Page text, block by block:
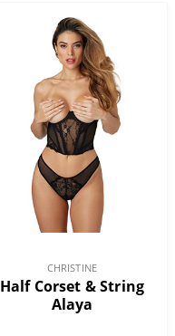
CHRISTINE
Half Corset & String
Alaya